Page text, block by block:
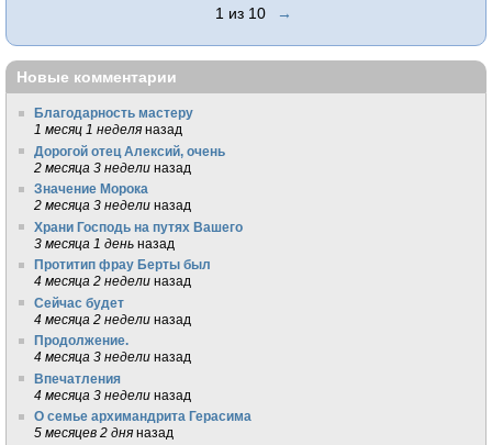
1 из 10 →
Новые комментарии
Благодарность мастеру
1 месяц 1 неделя назад
Дорогой отец Алексий, очень
2 месяца 3 недели назад
Значение Морока
2 месяца 3 недели назад
Храни Господь на путях Вашего
3 месяца 1 день назад
Протитип фрау Берты был
4 месяца 2 недели назад
Сейчас будет
4 месяца 2 недели назад
Продолжение.
4 месяца 3 недели назад
Впечатления
4 месяца 3 недели назад
О семье архимандрита Герасима
5 месяцев 2 дня назад